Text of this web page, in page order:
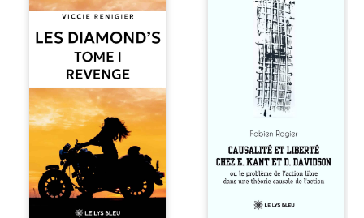
Revenge est à la
tête des
Diamond’s, un clan
de motards aussi
réputé et respecté
que redouté dans
tout le pays. Rien
ne la prédestinait
à cette vie, mais
les épreuves ont
forgé une femme
dure, inaccessible
et résolue à ne
jamais dévoiler
ses faiblesses,
jusqu’à ce que le
Sommes-nous
vraiment libres si
chacun de nos
actes s’inscrit
dans une chaîne
de causes ? À
travers une
confrontation
entre les pensées
d’Emmanuel Kant
et de Donald
Davidson, cet
essai explore les
liens entre libre
déterminisme